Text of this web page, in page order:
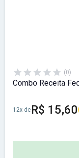
(0)
Combo Receita
12x deR$ 15,60